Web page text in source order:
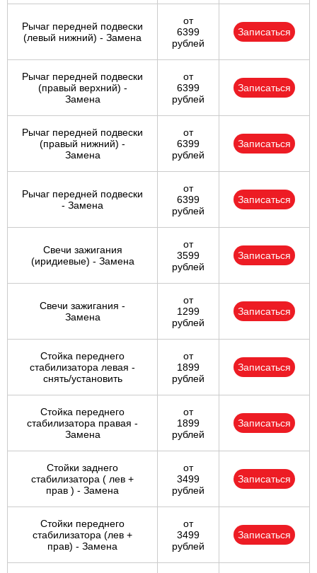
Рычаг передней подвески
(левый нижний) - Замена
от
6399
рублей
Записаться
Рычаг передней подвески
(правый верхний) -
Замена
от
6399
рублей
Записаться
Рычаг передней подвески
(правый нижний) -
Замена
от
6399
рублей
Записаться
Рычаг передней подвески
- Замена
от
6399
рублей
Записаться
Свечи зажигания
(иридиевые) - Замена
от
3599
рублей
Записаться
Свечи зажигания -
Замена
от
1299
рублей
Записаться
Стойка переднего
стабилизатора левая -
снять/установить
от
1899
рублей
Записаться
Стойка переднего
стабилизатора правая -
Замена
от
1899
рублей
Записаться
Стойки заднего
стабилизатора ( лев +
прав ) - Замена
от
3499
рублей
Записаться
Стойки переднего
стабилизатора (лев +
прав) - Замена
от
3499
рублей
Записаться